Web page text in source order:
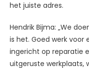
het juiste adres.
Hendrik Bijma: „We
is het. Goed werk voor
ingericht op reparatie
uitgeruste werkplaats,